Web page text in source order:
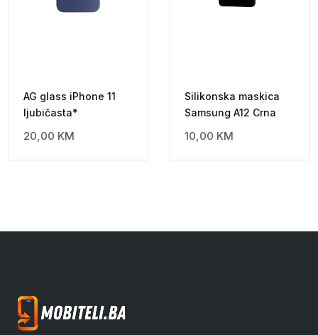
AG glass iPhone 11
ljubičasta*
20,00 KM
Silikonska maskica
Samsung A12 Crna
10,00 KM